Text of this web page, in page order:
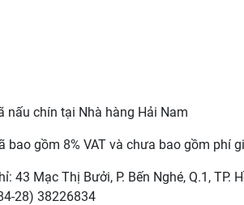
nấu chín tại Nhà hàng Hải Nam
bao gồm 8% VAT và chưa bao gồm phí
43 Mạc Thị Bưởi, P. Bến Nghé, Q.1, TP.
28) 38226834